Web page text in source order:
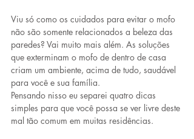
Viu só como os cuidados para evitar o mofo
não são somente relacionados a beleza das
paredes? Vai muito mais além. As soluções
que exterminam o mofo de dentro de casa
criam um ambiente, acima de tudo, saudável
para você e sua família.
Pensando nisso eu separei quatro dicas
simples para que você possa se ver livre deste
mal tão comum em muitas residências.